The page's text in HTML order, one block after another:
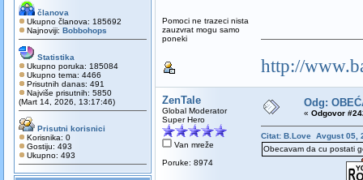
članova
Ukupno članova: 185692
Najnoviji: Bobbohops
Statistika
Ukupno poruka: 185084
Ukupno tema: 4466
Prisutnih danas: 491
Najviše prisutnih: 5850
(Mart 14, 2026, 13:17:46)
Prisutni korisnici
Korisnika: 0
Gostiju: 493
Ukupno: 493
Pomoci ne trazeci nista
zauzvrat mogu samo
poneki
http://
ZenTale
Global Moderator
Super Hero
Van mreže
Poruke: 8974
Odg:
« Odgovor
Citat: B.Love Avgust 05,
Obecavam da cu postati